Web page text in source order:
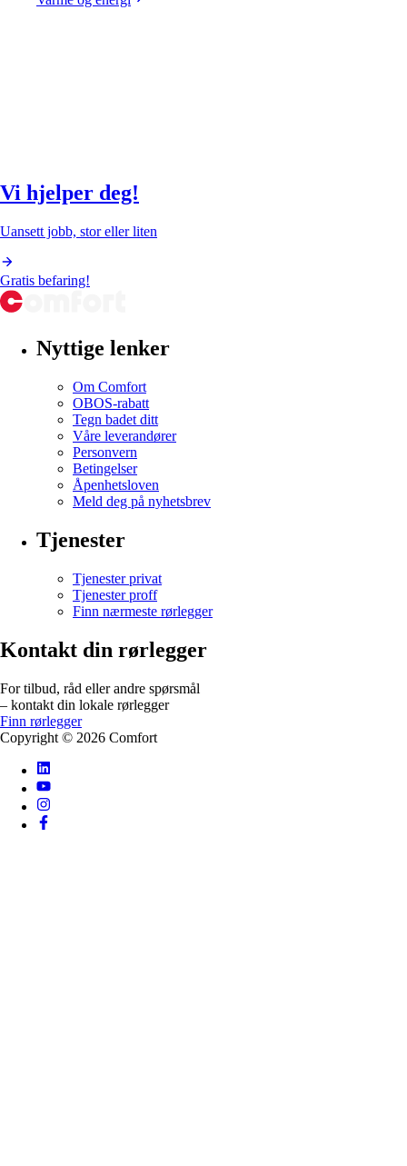
Vi hjelper deg!
Uansett jobb, stor eller liten
Gratis befaring!
Nyttige lenker
Om Comfort
OBOS-rabatt
Tegn badet ditt
Våre leverandører
Personvern
Betingelser
Åpenhetsloven
Meld deg på nyhetsbrev
Tjenester
Tjenester privat
Tjenester proff
Finn nærmeste rørlegger
Kontakt din rørlegger
For tilbud, råd eller andre spørsmål
– kontakt din lokale rørlegger
Finn rørlegger
Copyright © 2026 Comfort